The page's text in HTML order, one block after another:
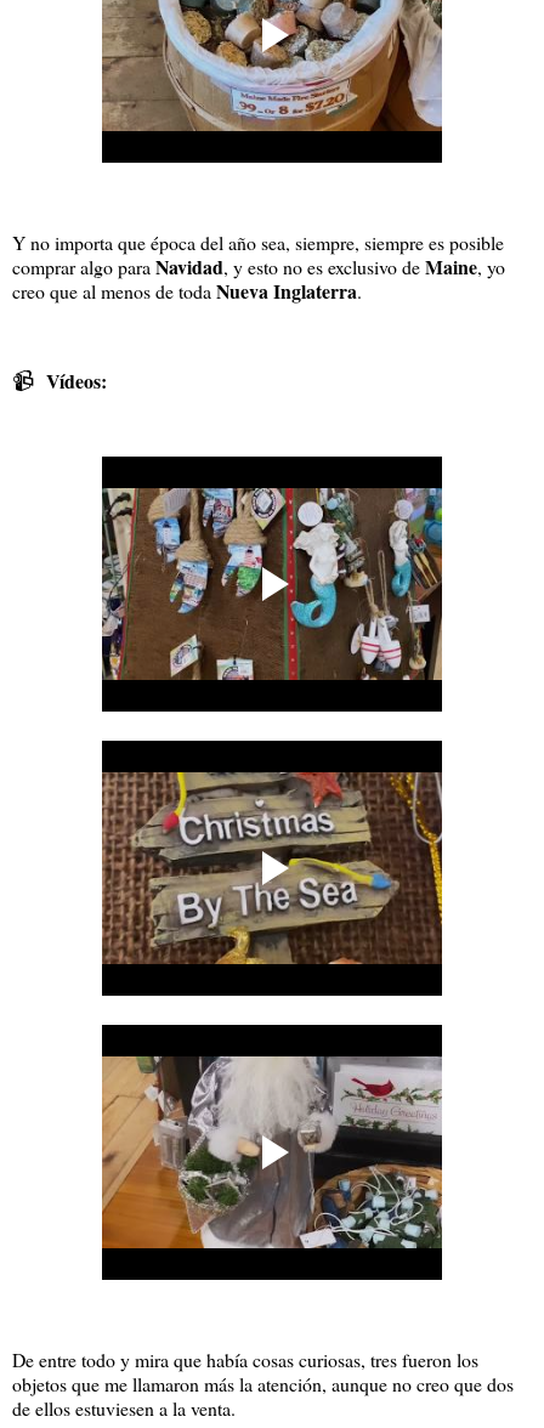
Y no importa que época del año sea, siempre, siempre es posible
comprar algo para Navidad, y esto no es exclusivo deMaine, yo
creo que al menos de toda Nueva Inglaterra.
📹 Vídeos:
De entre todo y mira que había cosas curiosas, tres fueron los
objetos que me llamaron más la atención, aunque no creo que dos
de ellos estuviesen a la venta.